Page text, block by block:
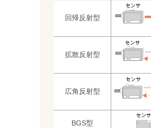
回帰反射型
拡散反射型
広角反射型
BGS型